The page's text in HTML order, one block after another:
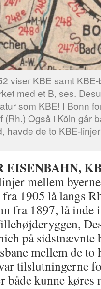
viser KBE samt
med et B, ses.
som KBE! I Bonn
(Rh.) Også i Köln går
havde de to KBE-
EISENBAHN,
mellem
1905 lå langs
fra 1897, lå inde
på
mellem de
tilslutningerne
både kunne køres